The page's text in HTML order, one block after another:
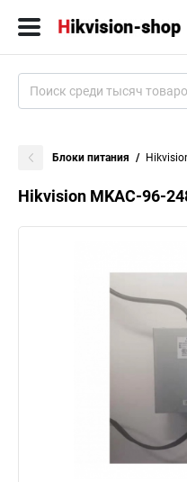
Блоки питания
Hikvision MKAC-96-